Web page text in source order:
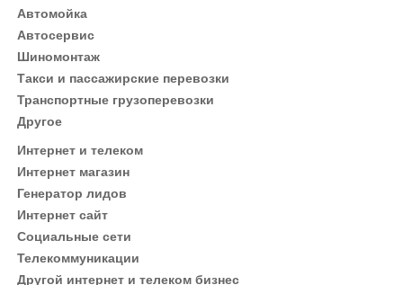
Автомойка
Автосервис
Шиномонтаж
Такси и пассажирские перевозки
Транспортные грузоперевозки
Другое
Интернет и телеком
Интернет магазин
Генератор лидов
Интернет сайт
Социальные сети
Телекоммуникации
Другой интернет и телеком бизнес